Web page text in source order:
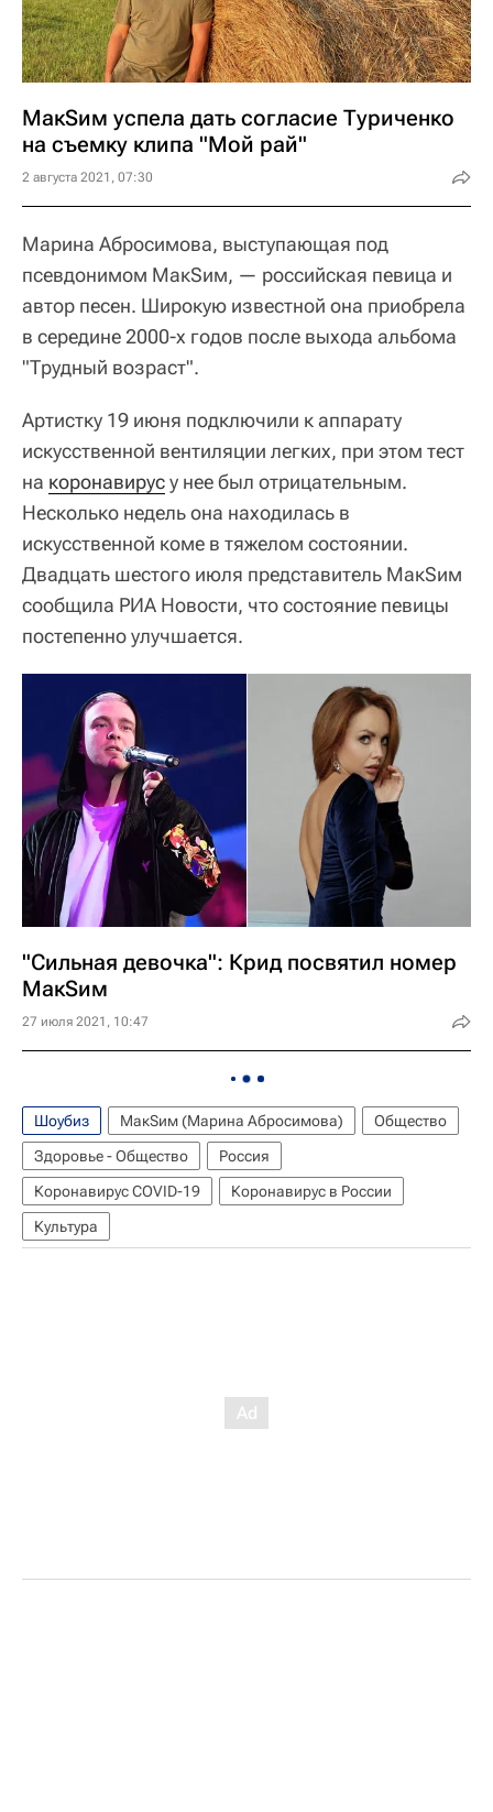
МакSим успела дать согласие Туриченко
на съемку клипа "Мой рай"
2 августа 2021, 07:30
Марина Абросимова, выступающая под
псевдонимом МакSим, — российская певица и
автор песен. Широкую известной она приобрела
в середине 2000-х годов после выхода альбома
"Трудный возраст".
Артистку 19 июня подключили к аппарату
искусственной вентиляции легких, при этом тест
на коронавирусу нее был отрицательным.
Несколько недель она находилась в
искусственной коме в тяжелом состоянии.
Двадцать шестого июля представитель МакSим
сообщила РИА Новости, что состояние певицы
постепенно улучшается.
"Сильная девочка": Крид посвятил номер
МакSим
27 июля 2021, 10:47
Шоубиз МакSим (Марина Абросимова)
Общество
Здоровье - Общество
Россия
Коронавирус COVID-19
Коронавирус в России
Культура